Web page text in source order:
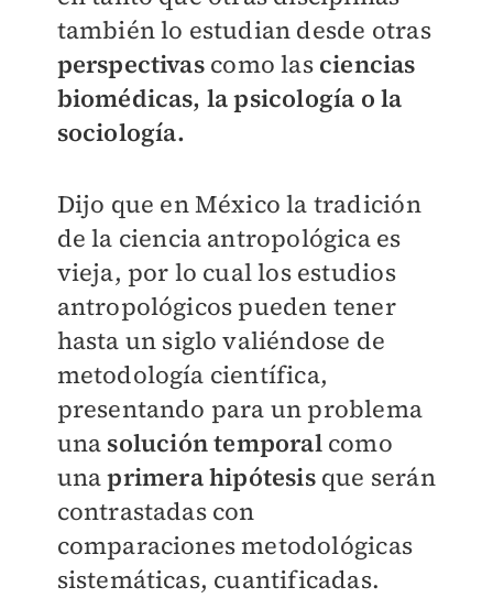
también lo estudian desde otras
perspectivas como las ciencias
biomédicas, la psicología o la
sociología.
Dijo que en México la tradición
de la ciencia antropológica es
vieja, por lo cual los estudios
antropológicos pueden tener
hasta un siglo valiéndose de
metodología científica,
presentando para un problema
una solución temporalcomo
unaprimera hipótesisque serán
contrastadas con
comparaciones metodológicas
sistemáticas, cuantificadas.